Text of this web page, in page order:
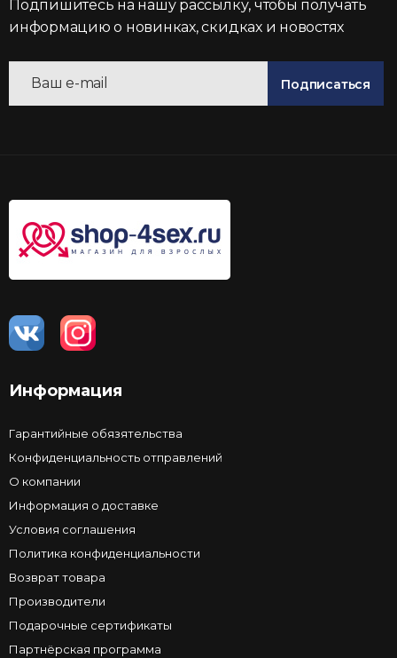
Подпишитесь на нашу рассылку, чтобы получать
информацию о новинках, скидках и новостях
Подписаться
Информация
Гарантийные обязятельства
Конфиденциальность отправлений
О компании
Информация о доставке
Условия соглашения
Политика конфиденциальности
Возврат товара
Производители
Подарочные сертификаты
Партнёрская программа